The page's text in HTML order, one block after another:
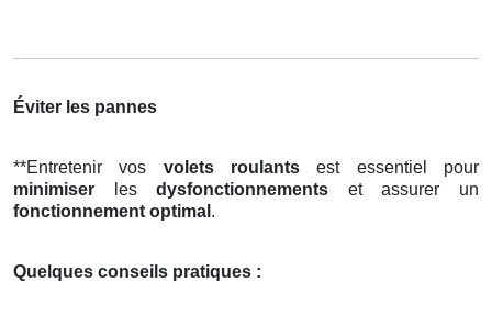
Éviter les pannes
**Entretenir vos volets roulants est essentiel pour
minimiser lesdysfonctionnements et assurer un
fonctionnement optimal .
Quelques conseils pratiques :